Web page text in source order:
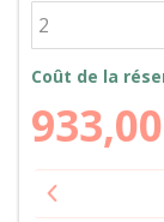
Coût de la
933,00